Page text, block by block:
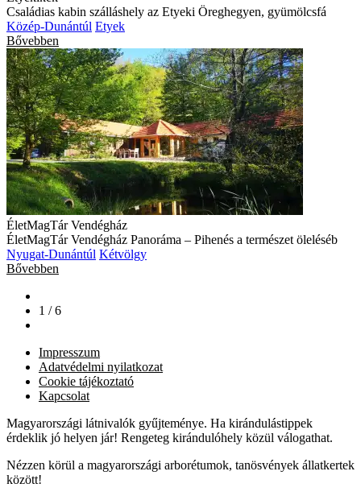
Családias kabin szálláshely az Etyeki Öreghegyen, gyümölcsfá
Közép-Dunántúl Etyek
Bővebben
ÉletMagTár Vendégház
ÉletMagTár Vendégház Panoráma – Pihenés a természet öleléséb
Nyugat-Dunántúl Kétvölgy
Bővebben
1 / 6
Impresszum
Adatvédelmi nyilatkozat
Cookie tájékoztató
Kapcsolat
Magyarországi látnivalók gyűjteménye. Ha kirándulástippek
érdeklik jó helyen jár! Rengeteg kirándulóhely közül válogathat.
Nézzen körül a magyarországi arborétumok, tanösvények állatkertek
között!